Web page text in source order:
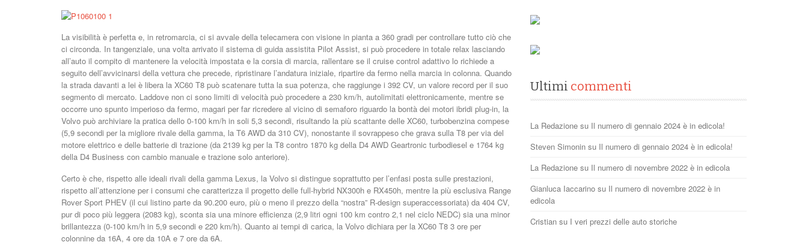
La visibilità è perfetta e, in retromarcia, ci si avvale della telecamera con visione in pianta a 360 gradi per controllare tutto ciò che
ci circonda. In tangenziale, una volta arrivato il sistema di guida assistita Pilot Assist, si può procedere in totale relax lasciando
all’auto il compito di mantenere la velocità impostata e la corsia di marcia, rallentare se il cruise control adattivo lo richiede a
seguito dell’avvicinarsi della vettura che precede, ripristinare l’andatura iniziale, ripartire da fermo nella marcia in colonna. Quando
la strada davanti a lei è libera la XC60 T8 può scatenare tutta la sua potenza, che raggiunge i 392 CV, un valore record per il suo
segmento di mercato. Laddove non ci sono limiti di velocità può procedere a 230 km/h, autolimitati elettronicamente, mentre se
occorre uno spunto imperioso da fermo, magari per far ricredere al vicino di semaforo riguardo la bontà dei motori ibridi plug-in, la
Volvo può archiviare la pratica dello 0-100 km/h in soli 5,3 secondi, risultando la più scattante delle XC60, turbobenzina compese
(5,9 secondi per la migliore rivale della gamma, la T6 AWD da 310 CV), nonostante il sovrappeso che grava sulla T8 per via del
motore elettrico e delle batterie di trazione (da 2139 kg per la T8 contro 1870 kg della D4 AWD Geartronic turbodiesel e 1764 kg
della D4 Business con cambio manuale e trazione solo anteriore).
Certo è che, rispetto alle ideali rivali della gamma Lexus, la Volvo si distingue soprattutto per l’enfasi posta sulle prestazioni,
rispetto all’attenzione per i consumi che caratterizza il progetto delle full-hybrid NX300h e RX450h, mentre la più esclusiva Range
Rover Sport PHEV (il cui listino parte da 90.200 euro, più o meno il prezzo della “nostra” R-design superaccessoriata) da 404 CV,
pur di poco più leggera (2083 kg), sconta sia una minore efficienza (2,9 litri ogni 100 km contro 2,1 nel ciclo NEDC) sia una minor
brillantezza (0-100 km/h in 5,9 secondi e 220 km/h). Quanto ai tempi di carica, la Volvo dichiara per la XC60 T8 3 ore per
colonnine da 16A, 4 ore da 10A e 7 ore da 6A.
Ultimi commenti
La Redazione su Il numero di gennaio 2024 è in edicola!
Steven Simonin su Il numero di gennaio 2024 è in edicola!
La Redazione su Il numero di novembre 2022 è in edicola
Gianluca Iaccarino su Il numero di novembre 2022 è in
edicola
Cristian su I veri prezzi delle auto storiche